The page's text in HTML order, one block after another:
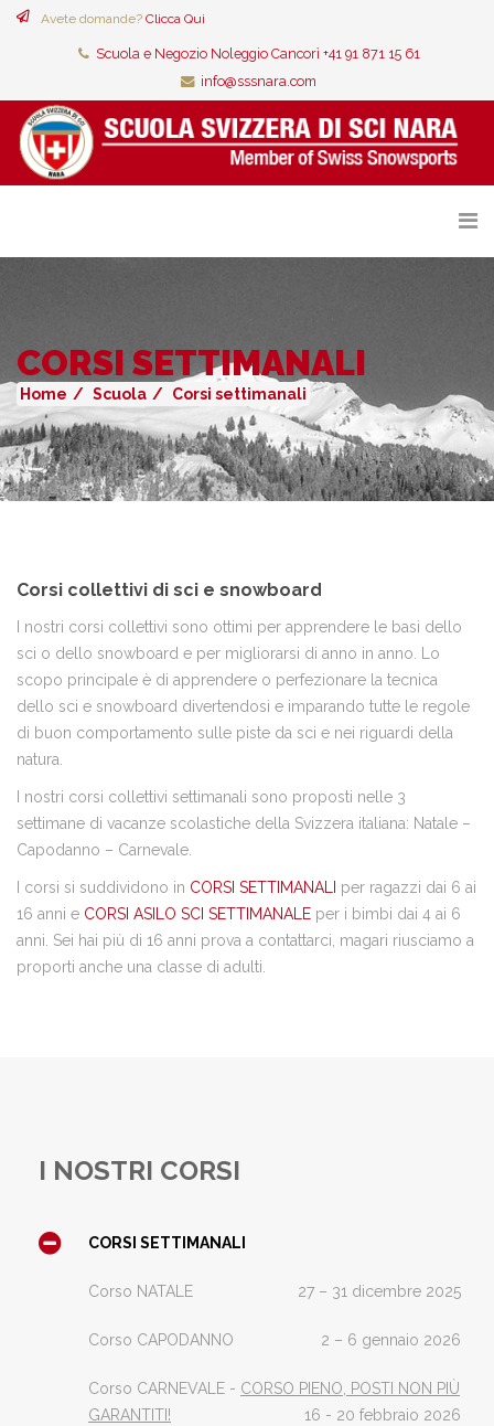
Avete domande? Clicca Qui
Scuola e Negozio Noleggio Cancorì +41 91 871 15 61
info@sssnara.com
CORSI SETTIMANALI
Home Scuola Corsi settimanali
Corsi collettivi di sci e snowboard
I nostri corsi collettivi sono ottimi per apprendere le basi dello
sci o dello snowboard e per migliorarsi di anno in anno. Lo
scopo principale è di apprendere o perfezionare la tecnica
dello sci e snowboard divertendosi e imparando tutte le regole
di buon comportamento sulle piste da sci e nei riguardi della
natura.
I nostri corsi collettivi settimanali sono proposti nelle 3
settimane di vacanze scolastiche della Svizzera italiana: Natale –
Capodanno – Carnevale.
I corsi si suddividono in CORSI SETTIMANALI
per ragazzi dai 6 ai
16 anni e CORSI ASILO SCI SETTIMANALE per i bimbi dai 4 ai 6
anni. Sei hai più di 16 anni prova a contattarci, magari riusciamo a
proporti anche una classe di adulti.
I NOSTRI CORSI
CORSI SETTIMANALI
Corso NATALE 27 – 31 dicembre 2025
Corso CAPODANNO 2 – 6 gennaio 2026
Corso CARNEVALE - CORSO PIENO, POSTI NON PIÙ
GARANTITI!
16 - 20 febbraio 2026